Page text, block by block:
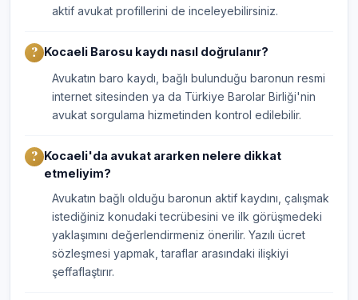
aktif avukat profillerini de inceleyebilirsiniz.
Kocaeli Barosu kaydı nasıl doğrulanır?
Avukatın baro kaydı, bağlı bulunduğu baronun resmi
internet sitesinden ya da Türkiye Barolar Birliği'nin
avukat sorgulama hizmetinden kontrol edilebilir.
Kocaeli'da avukat ararken nelere dikkat
etmeliyim?
Avukatın bağlı olduğu baronun aktif kaydını, çalışmak
istediğiniz konudaki tecrübesini ve ilk görüşmedeki
yaklaşımını değerlendirmeniz önerilir. Yazılı ücret
sözleşmesi yapmak, taraflar arasındaki ilişkiyi
şeffaflaştırır.